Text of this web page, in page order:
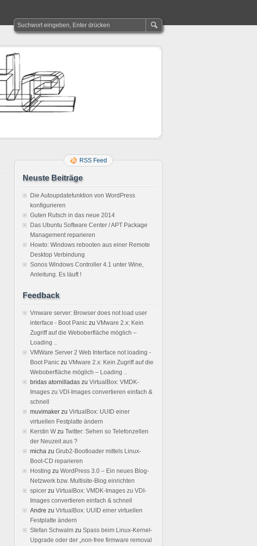
RSS Feed
Neuste Beiträge
Die Autoupdatefunktion von WordPress
konfigurieren
Guten Rutsch in das neue 2014
Das Ubuntu Software Center / APT Package
Management reparieren
Howto: Windows rebooten aus einer Remote
Desktop Verbindung
Sonos Windows Controller 4.1 unter Wine,
Anleitung. Es läuft !
Feedback
Vmware server: Browser does not load user
interface - Boot Panic zu VMware 2.x: Kein
Zugriff auf die Weboberfläche möglich –
Loading ..
VMWare Server 2 Web Interface not loading -
Boot Panic zu VMware 2.x: Kein Zugriff auf die
Weboberfläche möglich – Loading ..
bridas atornilladas zu VirtualBox: VMDK-
Images zu VDI-Images convertieren einfach &
schnell
muvimaker zu VirtualBox: UUID einer
virtuellen Festplatte ändern
Kerstin Wzu Twitter: Sehen so Telefonzellen
der Neuzeit aus ?
micha zu Grub2-Bootloader mittels Linux-
Boot-CD reparieren
Hosting zu WordPress 3.0 – Ein neues Blog-
Netzwerk bzw. Multisite-Blog einrichten
spicer zu VirtualBox: VMDK-Images zu VDI-
Images convertieren einfach & schnell
Andre zu VirtualBox: UUID einer virtuellen
Festplatte ändern
Stefan Schwalm zu Spass beim Linux-Kernel-
Upgrade oder der „non-free firmware removal